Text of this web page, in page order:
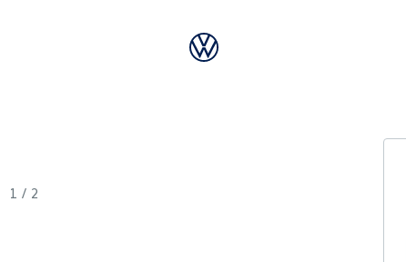
1 / 2